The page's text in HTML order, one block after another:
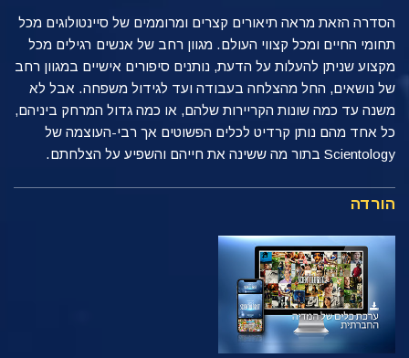
הסדרה הזאת מראה תיאורים קצרים ומרוממים של סיינטולוגים מכל
תחומי החיים ומכל קצווי העולם. מגוון רחב של אנשים רגילים מכל
מקצוע שניתן להעלות על הדעת, נותנים סיפורים אישיים במגוון רחב
של נושאים, החל מהצלחה בעבודה ועד לגידול משפחה. אבל לא
משנה עד כמה שונות הקריירות שלהם, או כמה גדול המרחק ביניהם,
כל אחד מהם נותן קרדיט לכלים הפשוטים אך רבי-העוצמה של
Scientology בתור מה ששינה את חייהם והשפיע על הצלחתם.
הורדה